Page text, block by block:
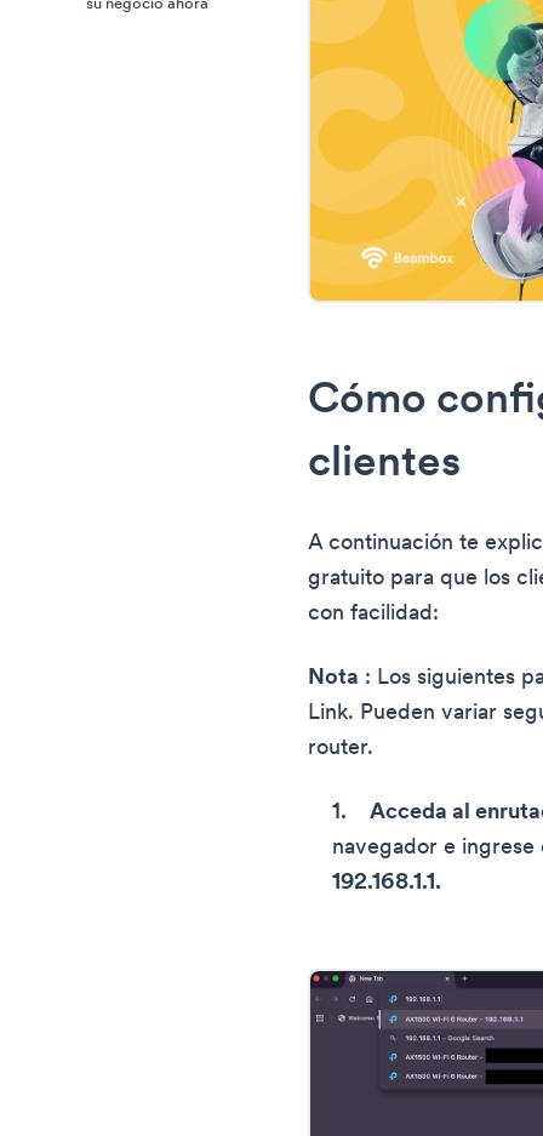
su negocio ahora
Cómo
clientes
A continuación te
gratuito para que los
con facilidad:
Nota : Los siguientes
Link. Pueden variar
router.
Acceda al
navegador e ingrese
192.168.1.1.